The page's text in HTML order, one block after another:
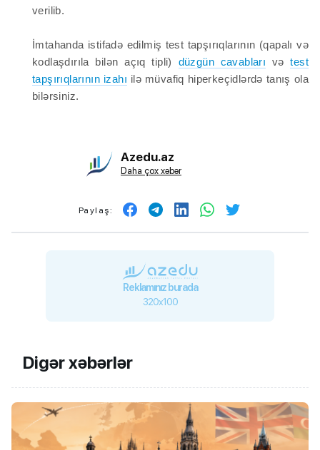
verilib.
İmtahanda istifadə edilmiş test tapşırıqlarının (qapalı və
kodlaşdırıla bilən açıq tipli) düzgün cavabları vətest
tapşırıqlarının izahı ilə müvafiq hiperkeçidlərdə tanış ola
bilərsiniz.
Azedu.az
Daha çox xəbər
Paylaş:
Reklamınız burada
320x100
Digər xəbərlər